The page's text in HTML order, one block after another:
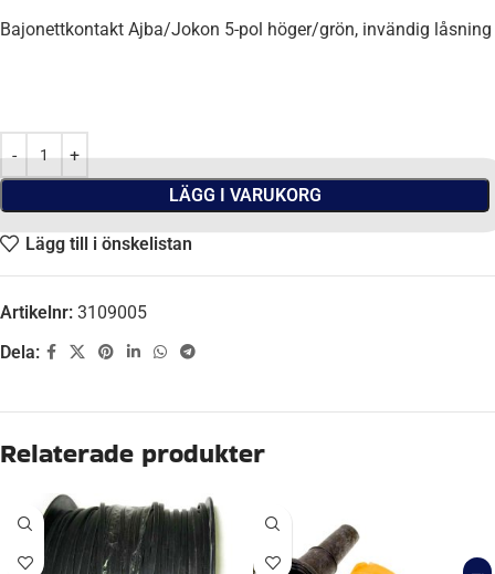
Bajonettkontakt Ajba/Jokon 5-pol höger/grön, invändig låsning
LÄGG I VARUKORG
Lägg till i önskelistan
Artikelnr: 3109005
Dela:
Beskrivning